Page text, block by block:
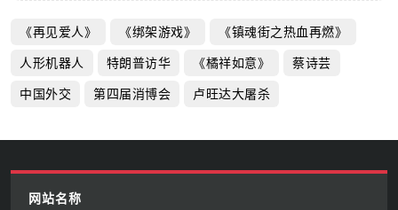
《再见爱人》 《绑架游戏》 《镇魂街之热血再燃》
人形机器人 特朗普访华 《橘祥如意》 蔡诗芸
中国外交 第四届消博会 卢旺达大屠杀
网站名称